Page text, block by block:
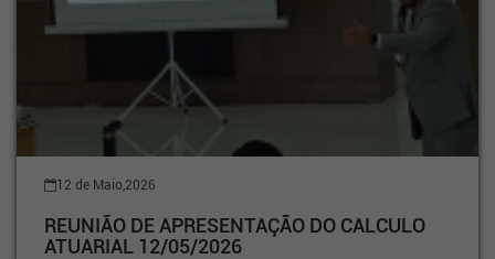
12 de Maio,2026
REUNIÃO DE APRESENTAÇÃO DO CALCULO
ATUARIAL 12/05/2026